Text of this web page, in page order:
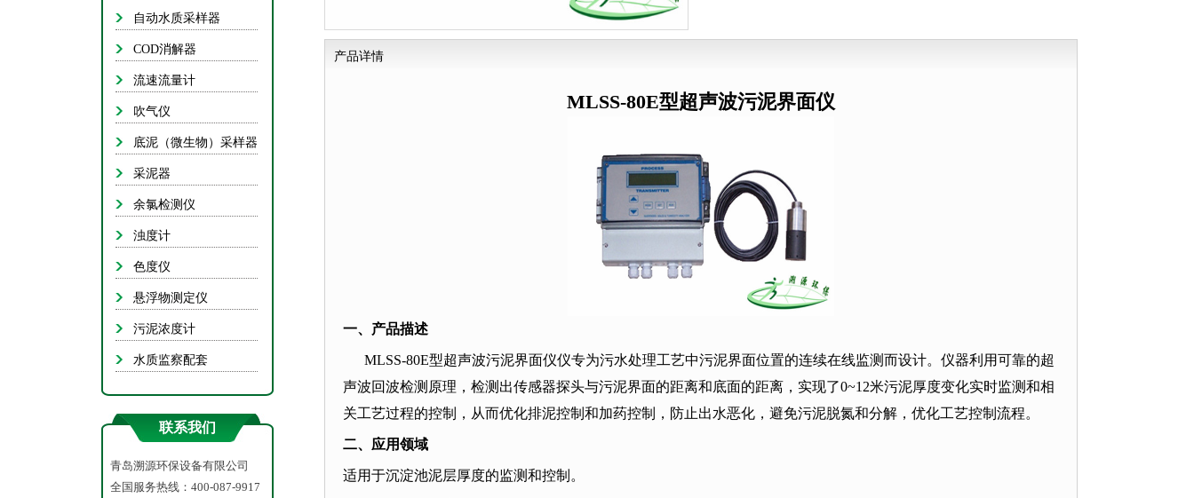
吹气仪
水质监察配套
气体流量校准系列
自动水质采样器
COD消解器
流速流量计
吹气仪
底泥（微生物）采样器
采泥器
余氯检测仪
浊度计
色度仪
悬浮物测定仪
污泥浓度计
水质监察配套
联系我们
青岛溯源环保设备有限公司
全国服务热线：400-087-9917
产品详情
MLSS-80E型超声波污泥界面仪
一、产品描述
MLSS-80E型超声波污泥界面仪仪专为污水处理工艺中污泥界面位置的连续在线监测而设计。仪器利用可靠的超
声波回波检测原理，检测出传感器探头与污泥界面的距离和底面的距离，实现了0~12米污泥厚度变化实时监测和相
关工艺过程的控制，从而优化排泥控制和加药控制，防止出水恶化，避免污泥脱氮和分解，优化工艺控制流程。
二、应用领域
适用于沉淀池泥层厚度的监测和控制。